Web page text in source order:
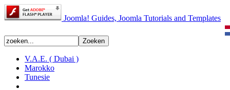
Joomla! Guides, Joomla Tutorials and Templates
V.A.E. ( Dubai )
Marokko
Tunesie